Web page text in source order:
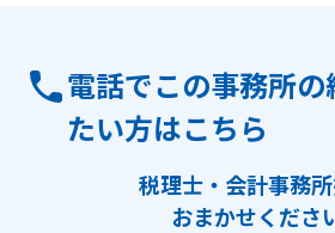
電話でこの事務所
たい方はこちら
税理士・会計事務
おまかせくださ